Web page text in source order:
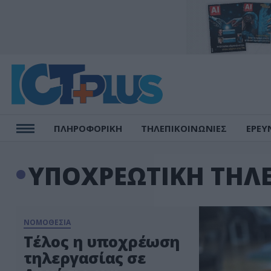
ΠΛΗΡΟΦΟΡΙΚΗ ΤΗΛΕΠΙΚΟΙΝΩΝΙΕΣ
ΥΠΟΧΡΕΩΤΙΚΗ
ΝΟΜΟΘΕΣΙΑ
Τέλος η υποχρέωση
τηλεργασίας σε